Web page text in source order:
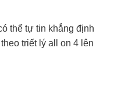
thể tự tin khẳng định
triết lý all on 4 lên